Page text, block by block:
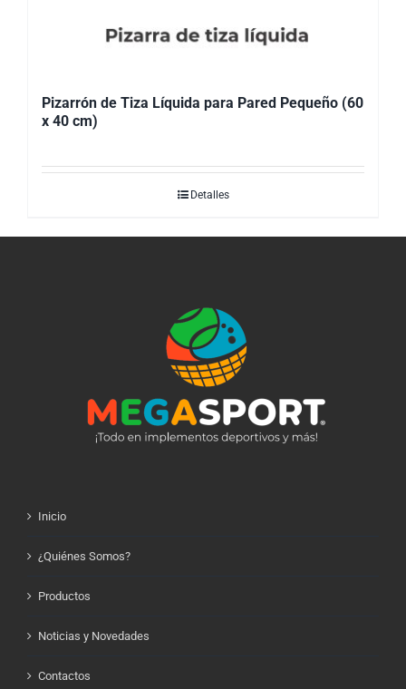
Pizarrón de Tiza Líquida para Pared Pequeño (60
x 40 cm)
Detalles
Inicio
¿Quiénes Somos?
Productos
Noticias y Novedades
Contactos